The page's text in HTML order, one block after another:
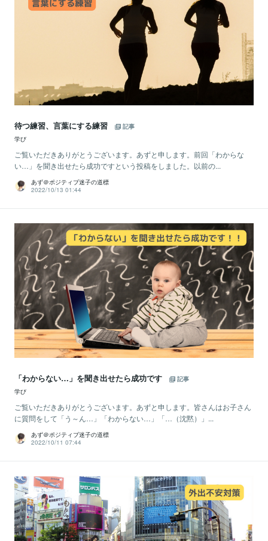
待つ練習、言葉にする練習
記事
学び
ご覧いただきありがとうございます。あずと申します。前回「わからな
い…」を聞き出せたら成功ですという投稿をしました。以前の...
あず＠ポジティブ迷子の道標
2022/10/13 01:44
「わからない…」を聞き出せたら成功です
記事
学び
ご覧いただきありがとうございます。あずと申します。皆さんはお子さん
に質問をして「う～ん…」「わからない…」「…（沈黙）」...
あず＠ポジティブ迷子の道標
2022/10/11 07:44